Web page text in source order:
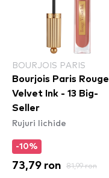
BOURJOIS PARIS
Bourjois Paris Rouge
Velvet Ink - 13 Big-
Seller
Rujuri lichide
-10%
73,79 ron 81,99 ron